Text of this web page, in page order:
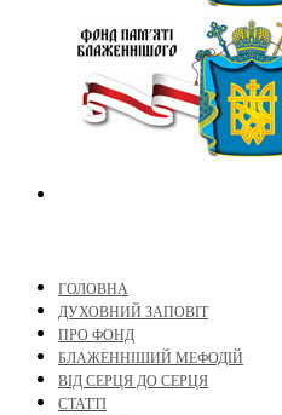
ГОЛОВНА
ДУХОВНИЙ ЗАПОВІТ
ПРО ФОНД
БЛАЖЕННІШИЙ МЕФОДІЙ
ВІД СЕРЦЯ ДО СЕРЦЯ
СТАТТІ